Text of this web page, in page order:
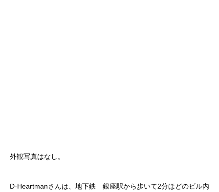
外観写真はなし。
D-Heartmanさんは、地下鉄 銀座駅から歩いて2分ほどのビル内